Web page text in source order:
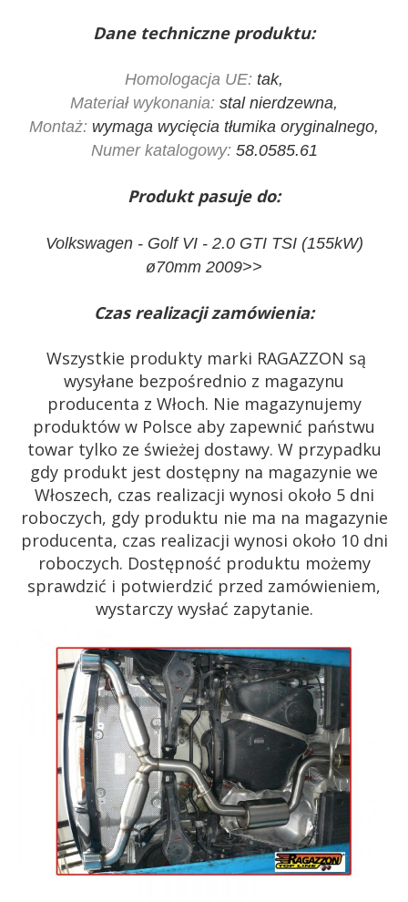
Dane techniczne produktu:
Homologacja UE: tak,
Materiał wykonania: stal nierdzewna,
Montaż: wymaga wycięcia tłumika oryginalnego,
Numer katalogowy:58.0585.61
Produkt pasuje do:
Volkswagen - Golf VI - 2.0 GTI TSI (155kW)
ø70mm 2009>>
Czas realizacji zamówienia:
Wszystkie produkty marki RAGAZZON są
wysyłane bezpośrednio z magazynu
producenta z Włoch. Nie magazynujemy
produktów w Polsce aby zapewnić państwu
towar tylko ze świeżej dostawy. W przypadku
gdy produkt jest dostępny na magazynie we
Włoszech, czas realizacji wynosi około 5 dni
roboczych, gdy produktu nie ma na magazynie
producenta, czas realizacji wynosi około 10 dni
roboczych. Dostępność produktu możemy
sprawdzić i potwierdzić przed zamówieniem,
wystarczy wysłać zapytanie.